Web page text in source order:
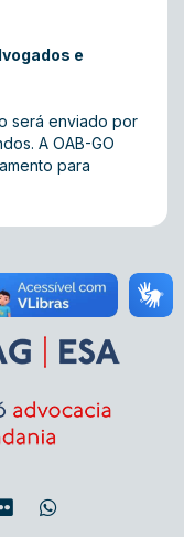
e
será enviado por
A OAB-GO
para